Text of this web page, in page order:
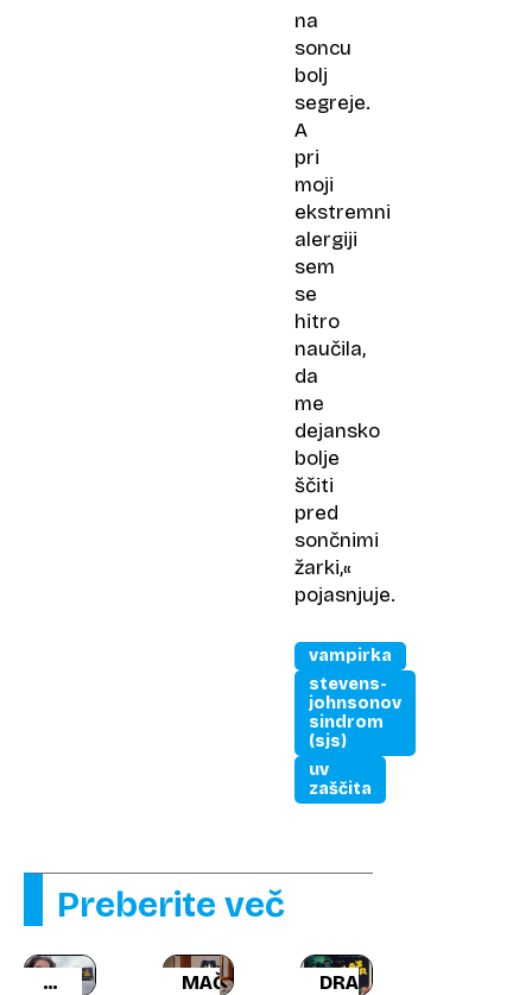
na
soncu
bolj
segreje.
A
pri
moji
ekstremni
alergiji
sem
se
hitro
naučila,
da
me
dejansko
bolje
ščiti
pred
sončnimi
žarki,«
pojasnjuje.
vampirka
stevens-
johnsonov
sindrom
(sjs)
uv
zaščita
Preberite več
ISKANJE
MAČKE DRAŽBA